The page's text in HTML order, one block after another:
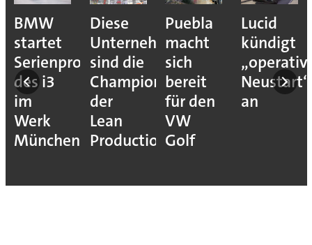
BMW
startet
Serienproduktion
des i3
im
Werk
München
Diese
Unternehmen
sind die
Champions
der
Lean
Production
Puebla
macht
sich
bereit
für den
VW
Golf
Lucid
kündigt
Neustart“
an